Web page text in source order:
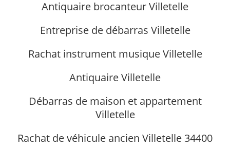
Antiquaire brocanteur Villetelle
Entreprise de débarras Villetelle
Rachat instrument musique Villetelle
Antiquaire Villetelle
Débarras de maison et appartement
Villetelle
Rachat de véhicule ancien Villetelle 34400